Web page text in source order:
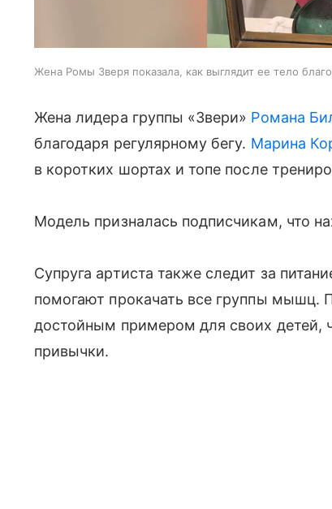
Жена Ромы Зверя показала, как выглядит ее тело
Жена лидера группы «Звери» Романа
благодаря регулярному бегу. Марина
в коротких шортах и топе после
Модель призналась подписчикам, что
Супруга артиста также следит за
помогают прокачать все группы мышц.
достойным примером для своих детей,
привычки.